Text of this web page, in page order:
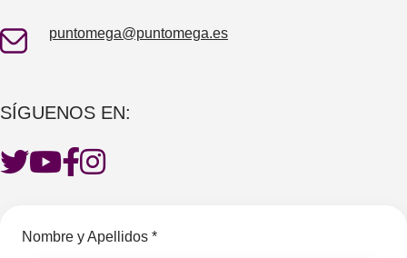
puntomega@puntomega.es
SÍGUENOS EN:
Nombre y Apellidos *